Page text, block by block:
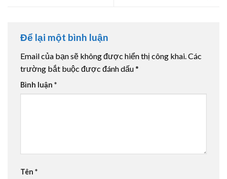
Để lại một bình luận
Email của bạn sẽ không được hiển thị công khai.Các
trường bắt buộc được đánh dấu*
Bình luận *
Tên *